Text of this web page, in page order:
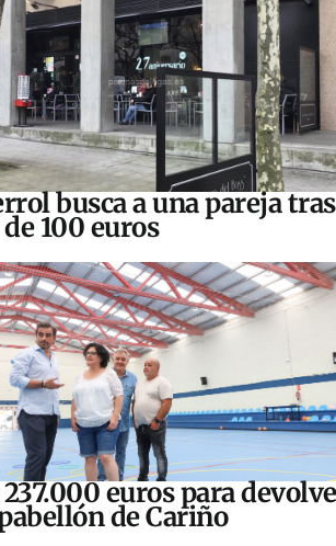
busca a una pareja
de 100 euros
euros para
de Cariño